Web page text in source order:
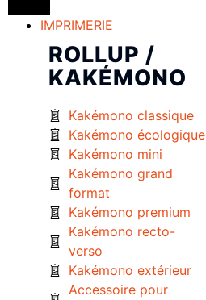
IMPRIMERIE
ROLLUP /
KAKÉMONO
Kakémono classique
Kakémono écologique
Kakémono mini
Kakémono grand
format
Kakémono premium
Kakémono recto-
verso
Kakémono extérieur
Accessoire pour